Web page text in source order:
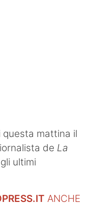
mattina il
de La
ultimi
ANCHE